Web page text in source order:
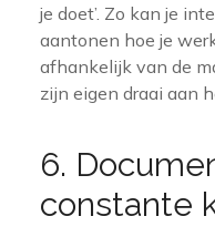
je doet’. Zo kan je
aantonen hoe je
afhankelijk van de
zijn eigen draai aan
6.
constante